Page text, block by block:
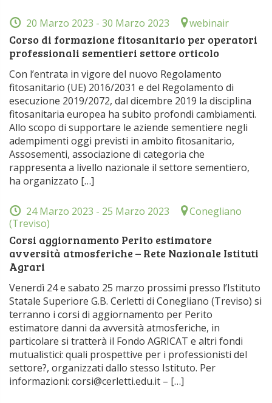
20 Marzo 2023 - 30 Marzo 2023 webinair
Corso di formazione fitosanitario per operatori
professionali sementieri settore orticolo
Con l’entrata in vigore del nuovo Regolamento
fitosanitario (UE) 2016/2031 e del Regolamento di
esecuzione 2019/2072, dal dicembre 2019 la disciplina
fitosanitaria europea ha subito profondi cambiamenti.
Allo scopo di supportare le aziende sementiere negli
adempimenti oggi previsti in ambito fitosanitario,
Assosementi, associazione di categoria che
rappresenta a livello nazionale il settore sementiero,
ha organizzato […]
24 Marzo 2023 - 25 Marzo 2023
Conegliano
(Treviso)
Corsi aggiornamento Perito estimatore
avversità atmosferiche – Rete Nazionale Istituti
Agrari
Venerdì 24 e sabato 25 marzo prossimi presso l’Istituto
Statale Superiore G.B. Cerletti di Conegliano (Treviso) si
terranno i corsi di aggiornamento per Perito
estimatore danni da avversità atmosferiche, in
particolare si tratterà il Fondo AGRICAT e altri fondi
mutualistici: quali prospettive per i professionisti del
settore?, organizzati dallo stesso Istituto. Per
informazioni: corsi@cerletti.edu.it – […]